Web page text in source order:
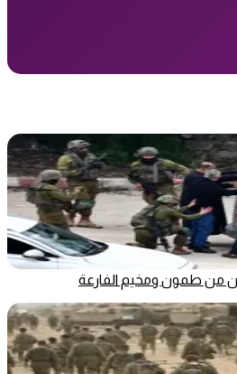
من طمون ومخيم الفارعة